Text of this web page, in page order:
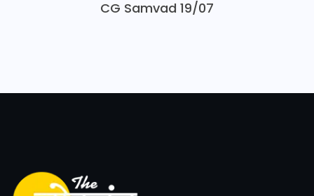
CG Samvad 19/07